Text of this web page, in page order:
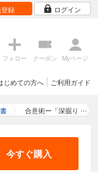
録 ログイン
フォロー クーポン Myページ
ご利用ガイド
じめての方へ
合意術ー「深掘り
すめ
今すぐ購入